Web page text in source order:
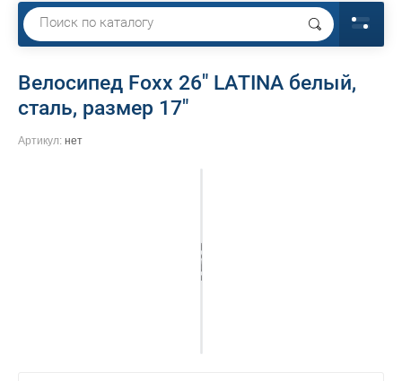
Велосипед Foxx 26" LATINA белый,
сталь, размер 17"
Артикул: нет